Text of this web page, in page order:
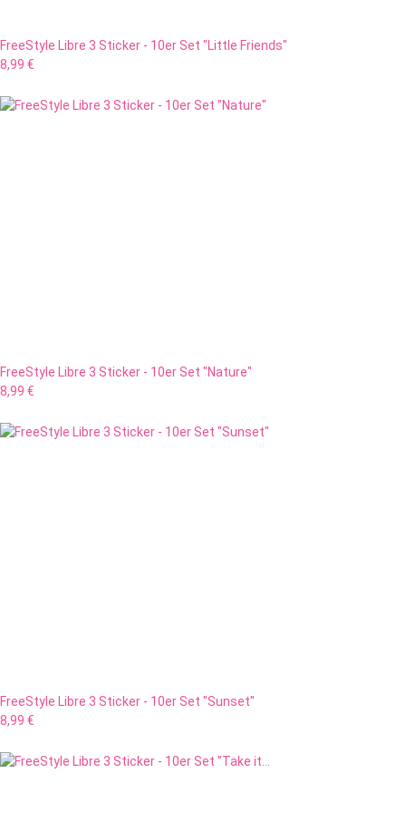
FreeStyle Libre 3 Sticker - 10er Set "Little Friends"
8,99 €
FreeStyle Libre 3 Sticker - 10er Set "Nature"
8,99 €
FreeStyle Libre 3 Sticker - 10er Set "Sunset"
8,99 €